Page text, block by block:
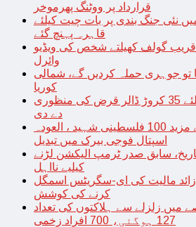
قرارداد پر ووٹنگ پھرموخر
نئی جنگ بندی پر بات چیت کیلئے
قاہرہ پہنچ گئے
قریب گولف کھیلتے شخص کی ویڈیو
وائرل
تو جوہری حملہ کردیں گے، شمالی
کوریا
ورلڈ بینک نے پاکستان کیلئے 35 کروڑ ڈالر قرض کی منظوری
دے دی
اسرائیلی بمباری سے مزید 100 فلسطینی شہید ، العودہ
اسپتال فوجی بیرک میں تبدیل
سابق صدر ٹرمپ الیکشن لڑنے
کیلیے نااہل
سے زائد مالیت کی ای-سگریٹس اسمگل
کرنے کی کوشش
زلزلے سے ہلاکتوں کی تعداد
127 ہوگئی، 700 افراد زخمی